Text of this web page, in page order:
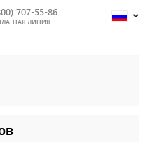
707-55-86
ЛИНИЯ